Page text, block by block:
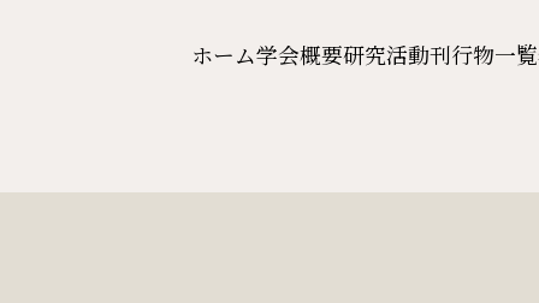
ホーム学会概要研究活動刊行物一覧